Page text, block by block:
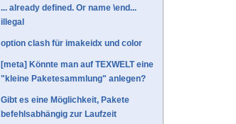
... already defined. Or name \end...
illegal
option clash für imakeidx und color
[meta] Könnte man auf TEXWELT eine
"kleine Paketesammlung" anlegen?
Gibt es eine Möglichkeit, Pakete
befehlsabhängig zur Laufzeit